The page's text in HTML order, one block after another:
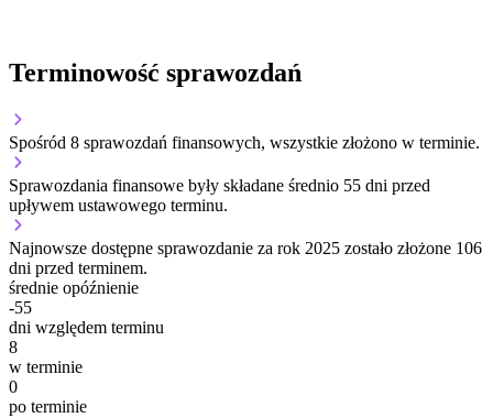
Terminowość sprawozdań
Spośród 8 sprawozdań finansowych, wszystkie złożono w terminie.
Sprawozdania finansowe były składane średnio 55 dni przed
upływem ustawowego terminu.
Najnowsze dostępne sprawozdanie za rok 2025 zostało złożone 106
dni przed terminem.
średnie opóźnienie
-55
dni względem terminu
8
w terminie
0
po terminie